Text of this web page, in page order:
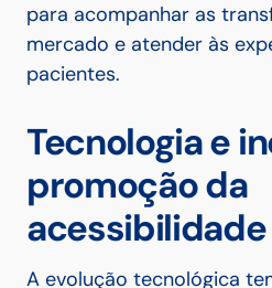
para acompanhar as
mercado e atender às
pacientes.
Tecnologia e
promoção da
acessibilidade
A evolução tecnológica